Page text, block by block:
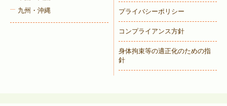
九州・沖縄
プライバシーポリシー
コンプライアンス方針
身体拘束等の適正化のための指
針